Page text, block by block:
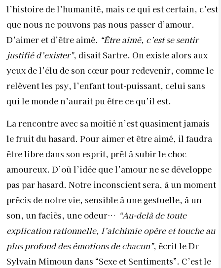
l’histoire de l’humanité, mais ce qui est certain, c’est
que nous ne pouvons pas nous passer d’amour.
D’aimer et d’être aimé. “Être aimé, c’est se sentir
justifié d’exister”, disait Sartre. On existe alors aux
yeux de l’élu de son cœur pour redevenir, comme le
relèvent les psy, l’enfant tout-puissant, celui sans
qui le monde n’aurait pu être ce qu’il est.
La rencontre avec sa moitié n’est quasiment jamais
le fruit du hasard. Pour aimer et être aimé, il faudra
être libre dans son esprit, prêt à subir le choc
amoureux. D’où l’idée que l’amour ne se développe
pas par hasard. Notre inconscient sera, à un moment
précis de notre vie, sensible à une gestuelle, à un
son, un faciès, une odeur… “Au-delà de toute
explication rationnelle, l’alchimie opère et touche au
plus profond des émotions de chacun”, écrit le Dr
Sylvain Mimoun dans “Sexe et Sentiments”. C’est le